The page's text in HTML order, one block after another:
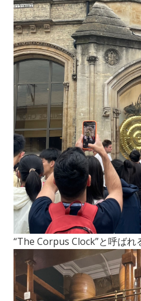
“The Corpus Clock”と呼ばれ